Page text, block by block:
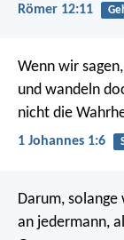
Römer 12:11
Wenn wir
und wandeln
nicht die
1 Johannes 1:6
Darum,
an jedermann,